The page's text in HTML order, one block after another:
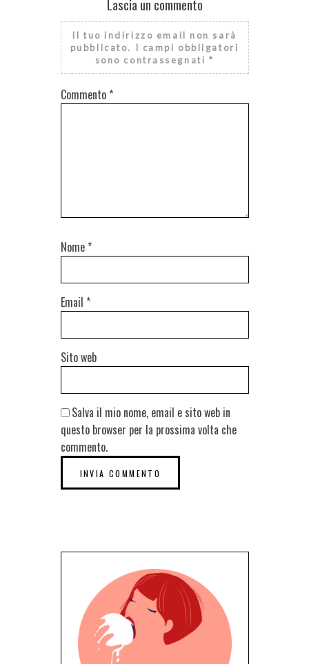
Lascia un commento
Il tuo indirizzo email non sarà
pubblicato.
I campi obbligatori
sono contrassegnati *
Commento *
Nome *
Email *
Sito web
Salva il mio nome, email e sito web in
questo browser per la prossima volta che
commento.